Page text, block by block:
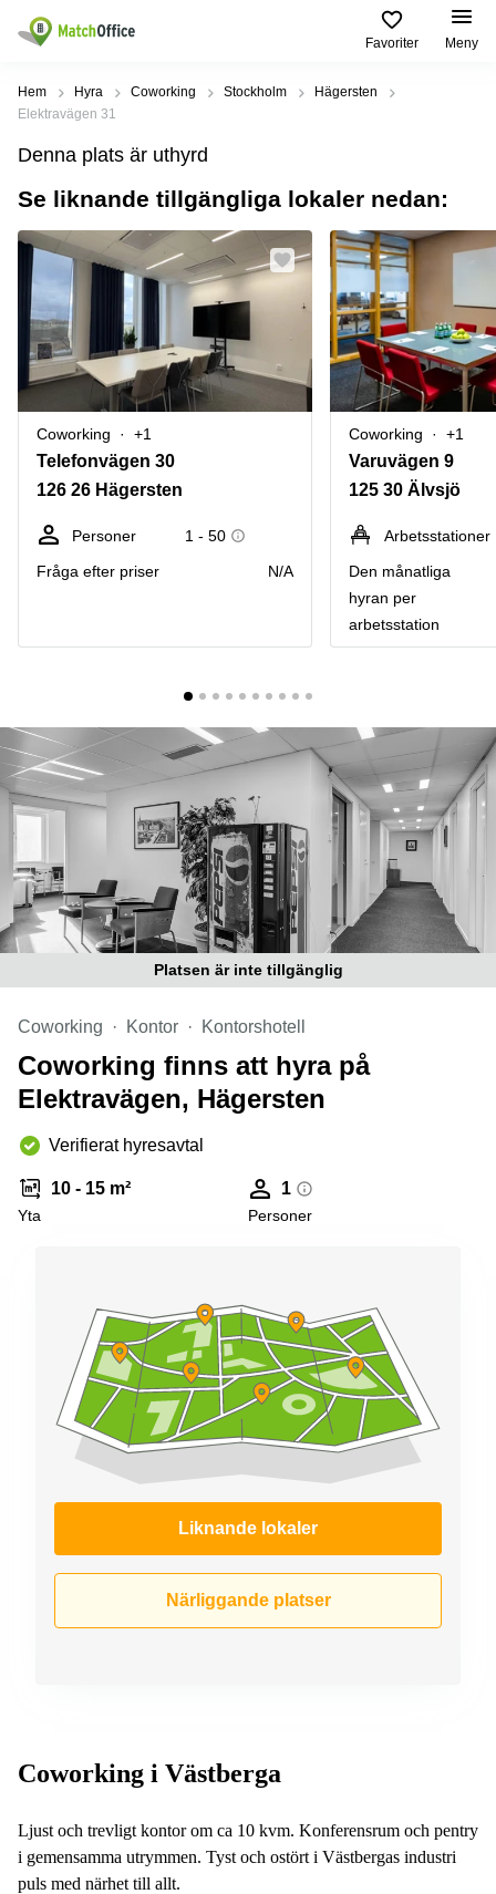
Favoriter Meny
Hyra / hyra ut
Kategorier
Kontor
Kontorshotell
Coworking
space
Lagerlokaler
Industrilokaler
Butikslokaler
Verkstad
kontor
Populära
Städer
Stockholm
Göteborg
Malmö
Uppsala
Norrköping
Östermalm
Skåne
Vasastan
Populära
sökningar
Kontorshotell
Stockholm
Hyra lokal
Stockholm
Kontorshotell
Göteborg
Coworking
Stockholm
Kontorshotell
Malmö
Coworking
Malmö
Lediga
lokaler
Hägersten
Hjälp
Om oss
Bli hyresvärd
Pris
Logga in
Hem Hyra Coworking Stockholm
Hägersten
Elektravägen 31
Denna plats är uthyrd
Se liknande tillgängliga lokaler nedan:
Coworking +1
Telefonvägen 30
126 26 Hägersten
Personer
1 - 50
Fråga efter priser
N/A
Coworking +1
Varuvägen 9
125 30 Älvsjö
Arbetsstationer
Den månatliga
hyran per
arbetsstation
Platsen är inte tillgänglig
Coworking Kontor Kontorshotell
Coworking finns att hyra på
Elektravägen, Hägersten
Verifierat hyresavtal
10 - 15 m²
Yta
1
Personer
Liknande lokaler
Närliggande platser
Coworking i Västberga
Ljust och trevligt kontor om ca 10 kvm. Konferensrum och pentry
i gemensamma utrymmen. Tyst och ostört i Västbergas industri
puls med närhet till allt.